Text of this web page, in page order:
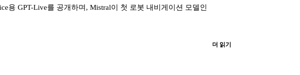
용 GPT-Live를 공개하며, Mistral이 첫 로봇 내비게이션 모델인
더 읽기